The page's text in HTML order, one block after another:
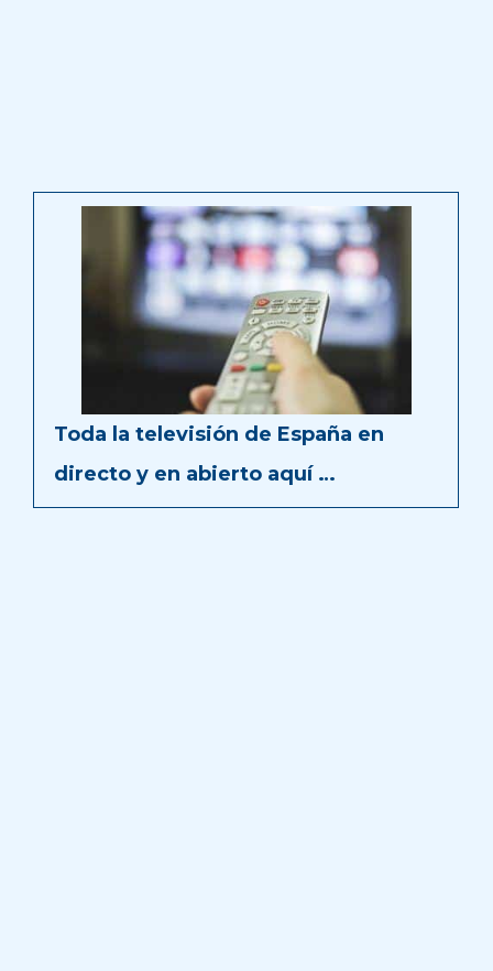
Toda la televisión de España en
directo y en abierto aquí …